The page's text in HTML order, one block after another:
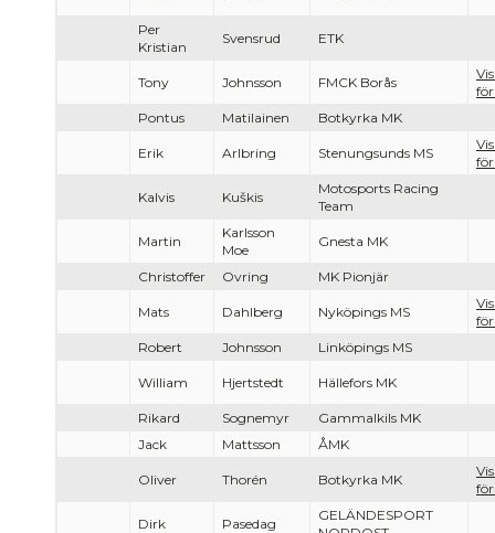
Per
Kristian
Svensrud ETK
Tony Johnsson FMCK Borås
Pontus
Matilainen Botkyrka MK
Erik Arlbring Stenungsunds MS
Kalvis Kuškis
Motosports Racing
Team
Martin
Karlsson
Moe
Gnesta MK
Christoffer Ovring MK Pionjär
Mats Dahlberg Nyköpings MS
Robert
Johnsson Linköpings MS
William Hjertstedt Hällefors MK
Rikard Sognemyr
Gammalkils MK
Jack
Mattsson ÅMK
Oliver Thorén Botkyrka MK
Dirk Pasedag
GELÄNDESPORT